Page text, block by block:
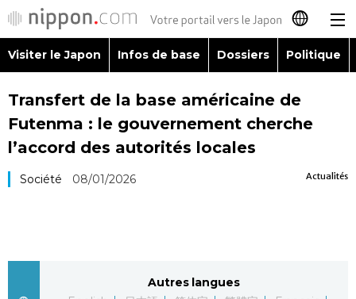
日本語
English
Visiter le Japon
Visiter le Japon Infos de base Dossiers Politique
Transfert de la base américaine de
Futenma : le gouvernement cherche
l’accord des autorités locales
Actualités
Société 08/01/2026
Autres langues